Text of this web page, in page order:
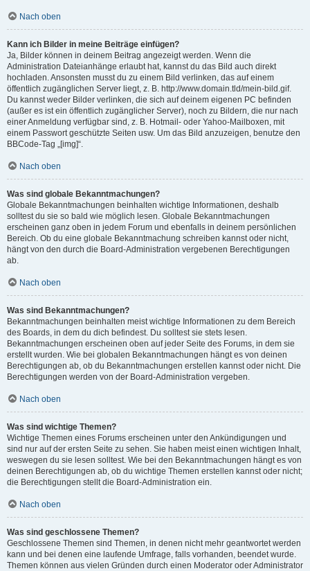
Nach oben
Kann ich Bilder in meine Beiträge einfügen?
Ja, Bilder können in deinem Beitrag angezeigt werden. Wenn die
Administration Dateianhänge erlaubt hat, kannst du das Bild auch direkt
hochladen. Ansonsten musst du zu einem Bild verlinken, das auf einem
öffentlich zugänglichen Server liegt, z. B. http://www.domain.tld/mein-bild.gif.
Du kannst weder Bilder verlinken, die sich auf deinem eigenen PC befinden
(außer es ist ein öffentlich zugänglicher Server), noch zu Bildern, die nur nach
einer Anmeldung verfügbar sind, z. B. Hotmail- oder Yahoo-Mailboxen, mit
einem Passwort geschützte Seiten usw. Um das Bild anzuzeigen, benutze den
BBCode-Tag „[img]“.
Nach oben
Was sind globale Bekanntmachungen?
Globale Bekanntmachungen beinhalten wichtige Informationen, deshalb
solltest du sie so bald wie möglich lesen. Globale Bekanntmachungen
erscheinen ganz oben in jedem Forum und ebenfalls in deinem persönlichen
Bereich. Ob du eine globale Bekanntmachung schreiben kannst oder nicht,
hängt von den durch die Board-Administration vergebenen Berechtigungen
ab.
Nach oben
Was sind Bekanntmachungen?
Bekanntmachungen beinhalten meist wichtige Informationen zu dem Bereich
des Boards, in dem du dich befindest. Du solltest sie stets lesen.
Bekanntmachungen erscheinen oben auf jeder Seite des Forums, in dem sie
erstellt wurden. Wie bei globalen Bekanntmachungen hängt es von deinen
Berechtigungen ab, ob du Bekanntmachungen erstellen kannst oder nicht. Die
Berechtigungen werden von der Board-Administration vergeben.
Nach oben
Was sind wichtige Themen?
Wichtige Themen eines Forums erscheinen unter den Ankündigungen und
sind nur auf der ersten Seite zu sehen. Sie haben meist einen wichtigen Inhalt,
weswegen du sie lesen solltest. Wie bei den Bekanntmachungen hängt es von
deinen Berechtigungen ab, ob du wichtige Themen erstellen kannst oder nicht;
die Berechtigungen stellt die Board-Administration ein.
Nach oben
Was sind geschlossene Themen?
Geschlossene Themen sind Themen, in denen nicht mehr geantwortet werden
kann und bei denen eine laufende Umfrage, falls vorhanden, beendet wurde.
Themen können aus vielen Gründen durch einen Moderator oder Administrator